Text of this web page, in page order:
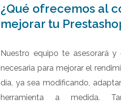
¿Qué ofrecemos al
mejorar tu
Nuestro equipo te asesorará y
necesaria para mejorar el
día, ya sea modificando,
herramienta a medida.